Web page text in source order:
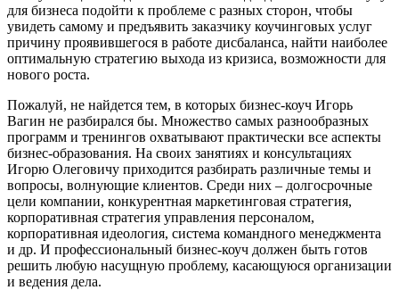
для бизнеса подойти к проблеме с разных сторон, чтобы
увидеть самому и предъявить заказчику коучинговых услуг
причину проявившегося в работе дисбаланса, найти наиболее
оптимальную стратегию выхода из кризиса, возможности для
нового роста.
Пожалуй, не найдется тем, в которых бизнес-коуч Игорь
Вагин не разбирался бы. Множество самых разнообразных
программ и тренингов охватывают практически все аспекты
бизнес-образования. На своих занятиях и консультациях
Игорю Олеговичу приходится разбирать различные темы и
вопросы, волнующие клиентов. Среди них – долгосрочные
цели компании, конкурентная маркетинговая стратегия,
корпоративная стратегия управления персоналом,
корпоративная идеология, система командного менеджмента
и др. И профессиональный бизнес-коуч должен быть готов
решить любую насущную проблему, касающуюся организации
и ведения дела.